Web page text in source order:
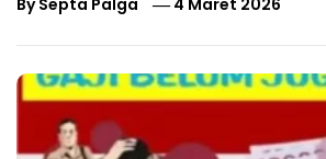
BySepta Palga 4 Maret 2026